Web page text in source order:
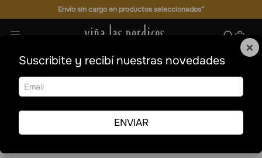
Envío sin cargo en productos seleccionados*
Cajas Mixtas Mix de Lata vinos
Mix de Lata vinos
×
Suscribite y recibí nuestras novedades
ENVIAR